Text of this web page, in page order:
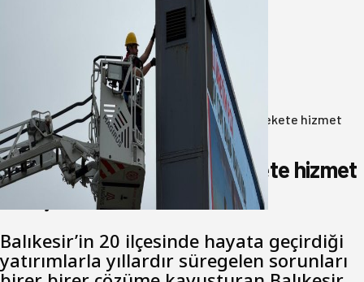
Büyükşehir Çevresel İzleme Ağını
Bandırma ile Güçlendirdi
05 Ağustos 2026
Anasayfa/Gündem/Akın: Benim derdim memlekete hizmet
hemşerim!
Akın: Benim derdim memlekete hizmet
hemşerim!
Balıkesir’in 20 ilçesinde hayata geçirdiği
yatırımlarla yıllardır süregelen sorunları